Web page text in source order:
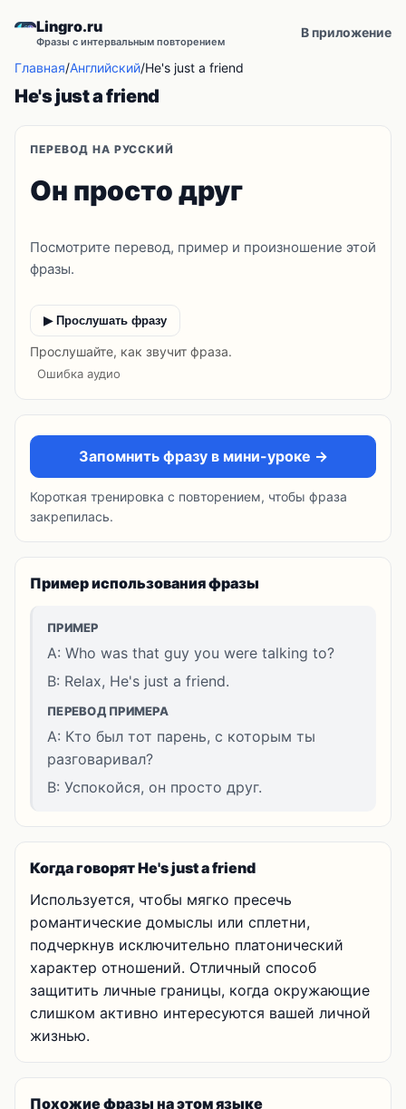
Lingro.ru
Фразы с интервальным повторением
В приложение
Главная/Английский/He's just a friend
He's just a friend
ПЕРЕВОД НА РУССКИЙ
Он просто друг
Посмотрите перевод, пример и произношение этой
фразы.
▶ Прослушать фразу
Прослушайте, как звучит фраза.
Ошибка аудио
Запомнить фразу в мини-уроке →
Короткая тренировка с повторением, чтобы фраза
закрепилась.
Пример использования фразы
ПРИМЕР
A: Who was that guy you were talking to?
B: Relax, He's just a friend.
ПЕРЕВОД ПРИМЕРА
A: Кто был тот парень, с которым ты
разговаривал?
B: Успокойся, он просто друг.
Когда говорят He's just a friend
Используется, чтобы мягко пресечь
романтические домыслы или сплетни,
подчеркнув исключительно платонический
характер отношений. Отличный способ
защитить личные границы, когда окружающие
слишком активно интересуются вашей личной
жизнью.
Похожие фразы на этом языке